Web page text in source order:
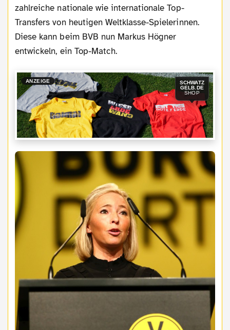
zahlreiche nationale wie internationale Top-
Transfers von heutigen Weltklasse-Spielerinnen.
Diese kann beim BVB nun Markus Högner
entwickeln, ein Top-Match.
ANZEIGE
SCHWATZ
GELB.DE
SHOP